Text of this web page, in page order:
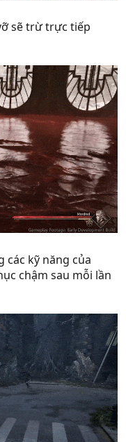
sẽ trừ trực tiếp
các kỹ năng của
chậm sau mỗi lần